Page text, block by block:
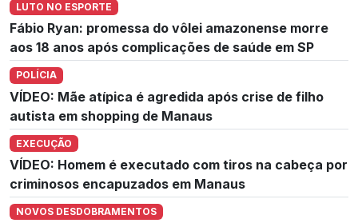
LUTO NO ESPORTE
Fábio Ryan: promessa do vôlei amazonense morre
aos 18 anos após complicações de saúde em SP
POLÍCIA
VÍDEO: Mãe atípica é agredida após crise de filho
autista em shopping de Manaus
EXECUÇÃO
VÍDEO: Homem é executado com tiros na cabeça por
criminosos encapuzados em Manaus
NOVOS DESDOBRAMENTOS